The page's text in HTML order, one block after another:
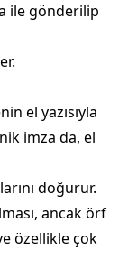
ile gönderilip
el yazısıyla
imza da, el
doğurur.
ancak örf
özellikle çok